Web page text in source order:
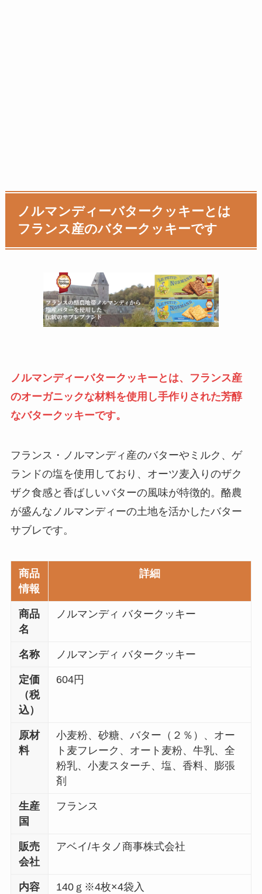
ノルマンディーバタークッキーとは
フランス産のバタークッキーです
ノルマンディーバタークッキーとは、フランス産
のオーガニックな材料を使用し手作りされた芳醇
なバタークッキーです。
フランス・ノルマンディ産のバターやミルク、ゲ
ランドの塩を使用しており、オーツ麦入りのザク
ザク食感と香ばしいバターの風味が特徴的。酪農
が盛んなノルマンディーの土地を活かしたバター
サブレです。
商品
情報
詳細
商品
名
ノルマンディ バタークッキー
名称 ノルマンディ バタークッキー
定価
（税
込）
604円
原材
料
小麦粉、砂糖、バター（２％）、オー
ト麦フレーク、オート麦粉、牛乳、全
粉乳、小麦スターチ、塩、香料、膨張
剤
生産
国
フランス
販売
会社
アベイ/キタノ商事株式会社
内容
140ｇ※4枚×4袋入